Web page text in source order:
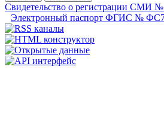
Свидетельство о регистрации СМИ
Электронный паспорт ФГИС №